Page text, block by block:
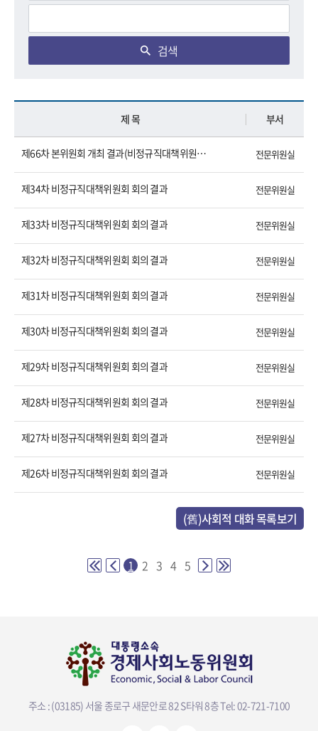
검색
제 목 부서
제66차 본위원회 개최 결과(비정규직대책위원회 관련) 전문위원실
제34차 비정규직대책위원회 회의 결과 전문위원실
제33차 비정규직대책위원회 회의 결과 전문위원실
제32차 비정규직대책위원회 회의 결과 전문위원실
제31차 비정규직대책위원회 회의 결과 전문위원실
제30차 비정규직대책위원회 회의 결과 전문위원실
제29차 비정규직대책위원회 회의 결과 전문위원실
제28차 비정규직대책위원회 회의 결과 전문위원실
제27차 비정규직대책위원회 회의 결과 전문위원실
제26차 비정규직대책위원회 회의 결과 전문위원실
(舊)사회적 대화 목록보기
1 2 3 4 5
주소 : (03185) 서울 종로구 새문안로 82 S타워 8층Tel: 02-721-7100